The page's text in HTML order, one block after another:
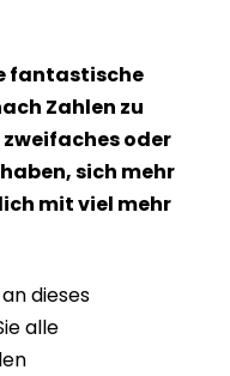
fantastische
Zahlen zu
zweifaches oder
sich mehr
mit viel mehr
dieses
alle